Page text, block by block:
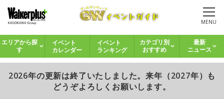
MENU
エリアから探
す
イベント
カレンダー
イベント
ランキング
カテゴリ別
おすすめ
最新
ニュース
2026年の更新は終了いたしました。来年（2027年）も
どうぞよろしくお願いします。